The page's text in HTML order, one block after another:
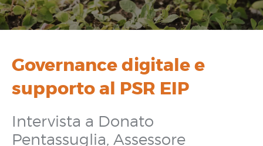
Governance digitale e
supporto al PSR EIP
Intervista a Donato
Pentassuglia, Assessore